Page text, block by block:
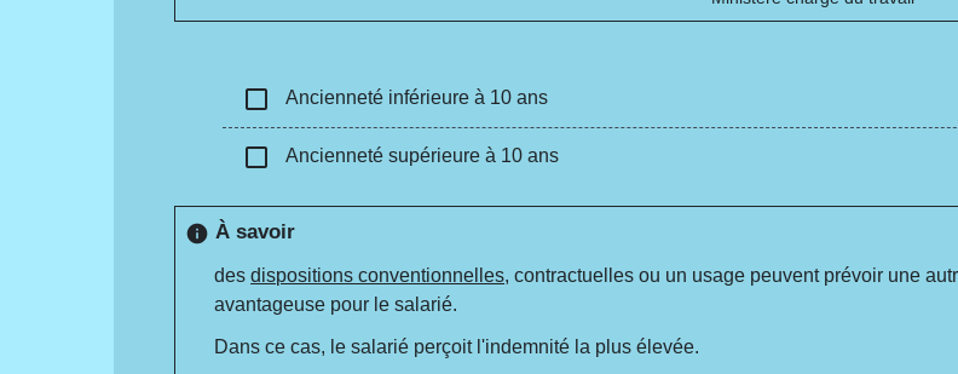
check_box_outline_blank Ancienneté inférieure à 10 ans
check_box_outline_blank Ancienneté supérieure à 10 ans
info À savoir
desdispositions conventionnelles, contractuelles ou un usage peuvent prévoir une
avantageuse pour le salarié.
Dans ce cas, le salarié perçoit l'indemnité la plus élevée.